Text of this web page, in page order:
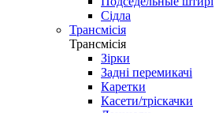
Сідла
Трансмісія
Трансмісія
Зірки
Задні перемикачі
Каретки
Касети/тріскачки